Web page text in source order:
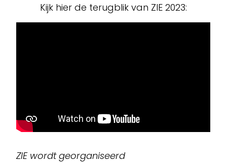
Kijk hier de terugblik van ZIE 2023:
ZIE wordt georganiseerd